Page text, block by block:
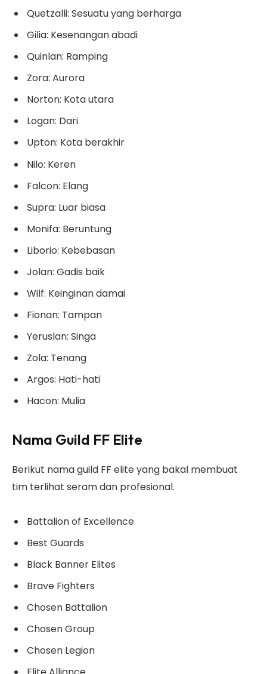
Quetzalli: Sesuatu yang berharga
Gilia: Kesenangan abadi
Quinlan: Ramping
Zora: Aurora
Norton: Kota utara
Logan: Dari
Upton: Kota berakhir
Nilo: Keren
Falcon: Elang
Supra: Luar biasa
Monifa: Beruntung
Liborio: Kebebasan
Jolan: Gadis baik
Wilf: Keinginan damai
Fionan: Tampan
Yeruslan: Singa
Zola: Tenang
Argos: Hati-hati
Hacon: Mulia
Nama Guild FF Elite
Berikut nama guild FF elite yang bakal membuat
tim terlihat seram dan profesional.
Battalion of Excellence
Best Guards
Black Banner Elites
Brave Fighters
Chosen Battalion
Chosen Group
Chosen Legion